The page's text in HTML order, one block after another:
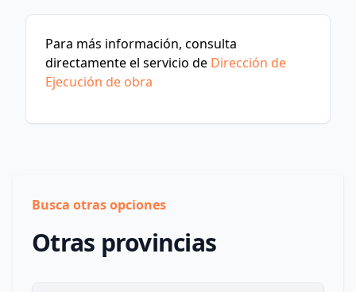
Para más información, consulta
directamente el servicio de Dirección de
Ejecución de obra
Busca otras opciones
Otras provincias